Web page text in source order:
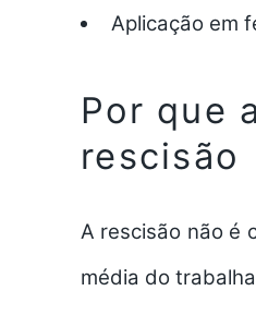
Aplicação em
Por que
rescisão
A rescisão não é
média do